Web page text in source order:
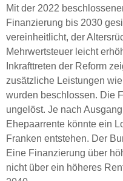
Mit der 2022
Finanzierung bis 2030
vereinheitlicht, der
Mehrwertsteuer leicht
Inkrafttreten der Reform
zusätzliche Leistungen
wurden beschlossen. Die
ungelöst. Je nach
Ehepaarrente könnte ein
Franken entstehen. Der
Eine Finanzierung über
nicht über ein höheres